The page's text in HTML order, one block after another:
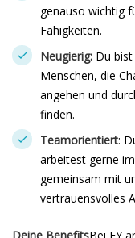
genauso wichtig
Fähigkeiten.
Neugierig: Du
Menschen, die
angehen und
finden.
Teamorientiert:
arbeitest gerne
gemeinsam mit
vertrauensvolles